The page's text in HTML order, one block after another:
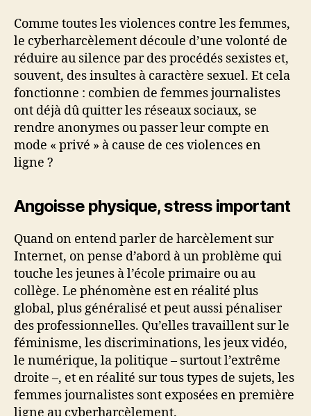
Comme toutes les violences contre les femmes,
le cyberharcèlement découle d’une volonté de
réduire au silence par des procédés sexistes et,
souvent, des insultes à caractère sexuel. Et cela
fonctionne : combien de femmes journalistes
ont déjà dû quitter les réseaux sociaux, se
rendre anonymes ou passer leur compte en
mode « privé » à cause de ces violences en
ligne ?
Angoisse physique, stress important
Quand on entend parler de harcèlement sur
Internet, on pense d’abord à un problème qui
touche les jeunes à l’école primaire ou au
collège. Le phénomène est en réalité plus
global, plus généralisé et peut aussi pénaliser
des professionnelles. Qu’elles travaillent sur le
féminisme, les discriminations, les jeux vidéo,
le numérique, la politique – surtout l’extrême
droite –, et en réalité sur tous types de sujets, les
femmes journalistes sont exposées en première